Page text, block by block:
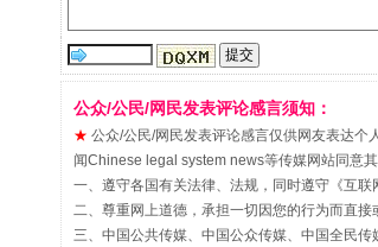
公众/公民/网民发表评论感言须知：
★ 公众/公民/网民发表评论感言仅供网友表达
闻Chinese legal system news等传媒网站同意
一、遵守各国有关法律、法规，同时遵守《互联
二、尊重网上道德，承担一切因您的行为而直接
三、中国公共传媒、中国公众传媒、中国全民